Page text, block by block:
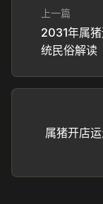
上一篇
2031年属
统民俗解读
属猪开店